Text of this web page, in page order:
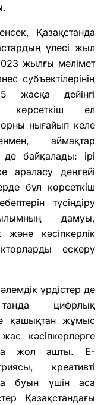
Қазақстанда
үлесі жыл
жылғы мәлімет
субъектілерінің
жасқа дейінгі
көрсеткіш ел
нығайып келе
аймақтар
де байқалады: ірі
араласу деңгейі
бұл көрсеткіш
түсіндіру
дамуы,
және кәсіпкерлік
ескеру
үрдістер де
цифрлық
қашықтан жұмыс
жас кәсіпкерлерге
жол ашты. E-
креативті
буын үшін аса
Қазақстандағы